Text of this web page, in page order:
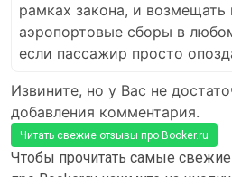
рамках закона, и возмещать
аэропортовые сборы в
если пассажир просто
Извините, но у Вас не
добавления комментария.
Читать свежие отзывы про Booker.ru
Чтобы прочитать самые